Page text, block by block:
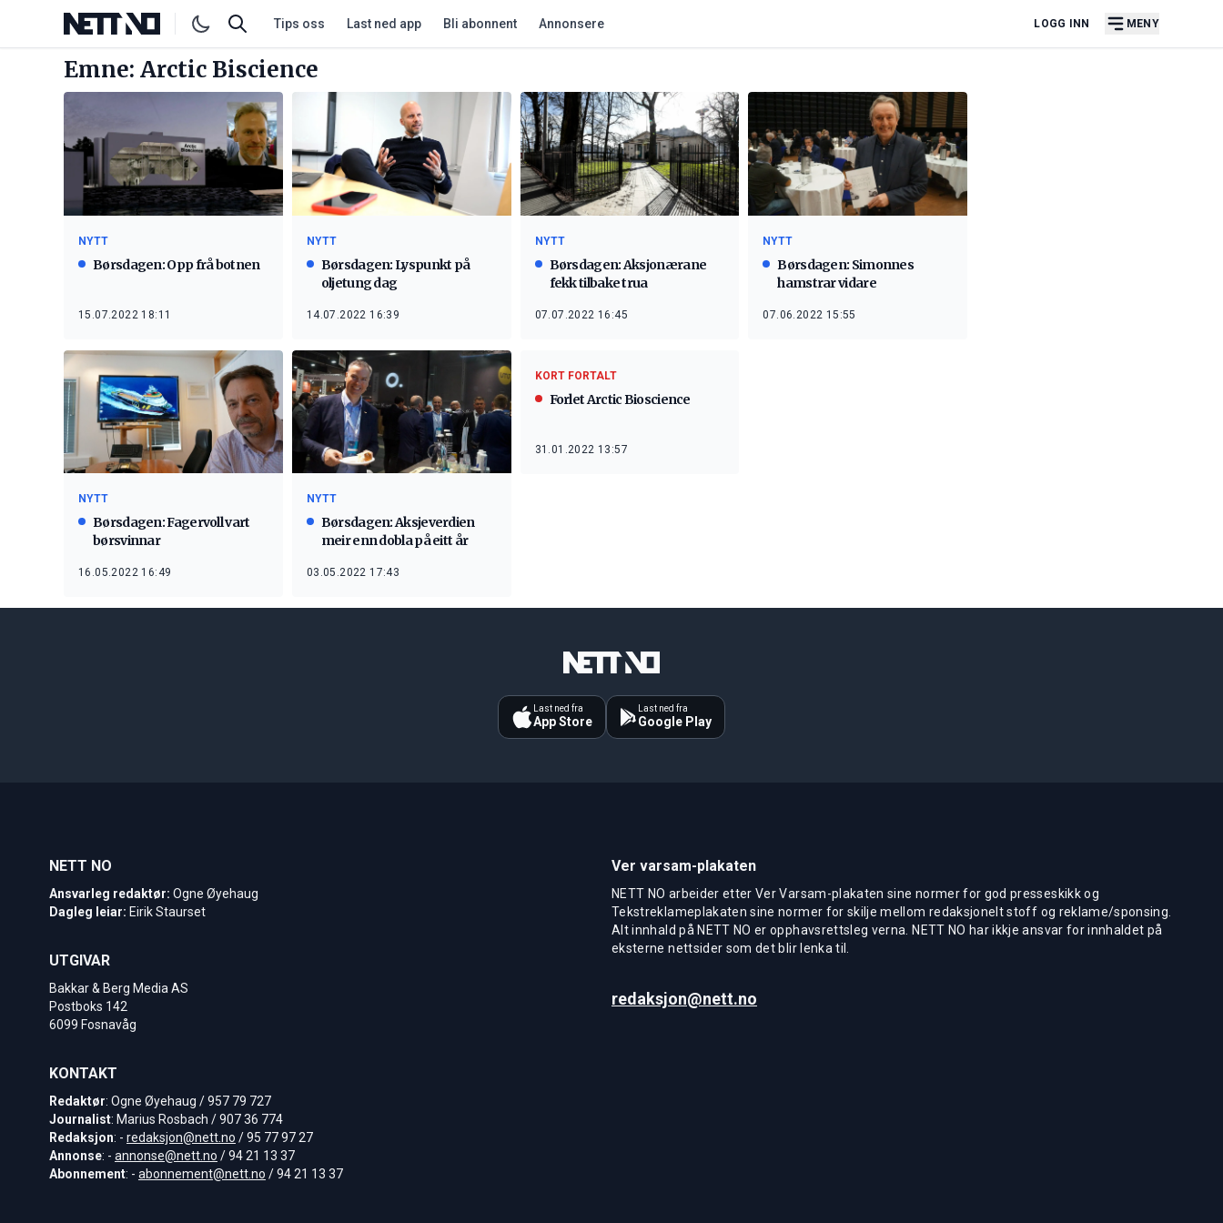
Tips oss Last ned app Bli abonnent Annonsere LOGG INN MENY
Emne: Arctic Biscience
NYTT
Børsdagen: Opp frå botnen
15.07.2022 18:11
NYTT
Børsdagen: Lyspunkt på
oljetung dag
14.07.2022 16:39
NYTT
Børsdagen: Aksjonærane
fekk tilbake trua
07.07.2022 16:45
NYTT
Børsdagen: Simonnes
hamstrar vidare
07.06.2022 15:55
NYTT
Børsdagen: Fagervoll vart
børsvinnar
16.05.2022 16:49
NYTT
Børsdagen: Aksjeverdien
meir enn dobla på eitt år
03.05.2022 17:43
KORT FORTALT
Forlet Arctic Bioscience
31.01.2022 13:57
Last ned fra
App Store
Last ned fra
Google Play
NETT NO
Ansvarleg redaktør: Ogne Øyehaug
Dagleg leiar: Eirik Staurset
UTGIVAR
Bakkar & Berg Media AS
Postboks 142
6099 Fosnavåg
KONTAKT
Redaktør: Ogne Øyehaug / 957 79 727
Journalist: Marius Rosbach / 907 36 774
Redaksjon: - redaksjon@nett.no / 95 77 97 27
Annonse: - annonse@nett.no / 94 21 13 37
Abonnement: - abonnement@nett.no / 94 21 13 37
Ver varsam-plakaten
NETT NO arbeider etter Ver Varsam-plakaten sine normer for god presseskikk og
Tekstreklameplakaten sine normer for skilje mellom redaksjonelt stoff og reklame/sponsing.
Alt innhald på NETT NO er opphavsrettsleg verna. NETT NO har ikkje ansvar for innhaldet på
eksterne nettsider som det blir lenka til.
redaksjon@nett.no